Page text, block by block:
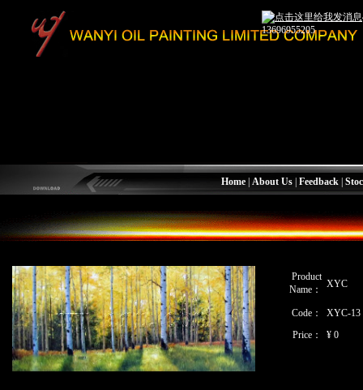
13696955205
Home| About Us| Feedback|
Product
Name：
XYC
Code：
XYC-13
Price：
¥ 0